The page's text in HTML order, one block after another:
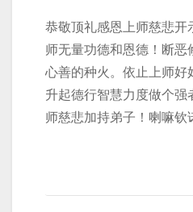
恭敬顶礼感恩上师慈悲开
师无量功德和恩德！断恶
心善的种火。依止上师好
升起德行智慧力度做个强
师慈悲加持弟子！喇嘛钦